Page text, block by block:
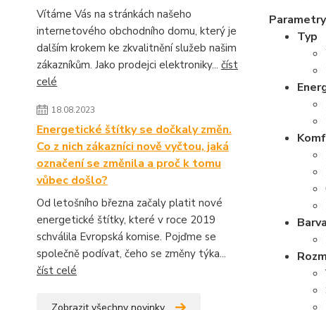
Vítáme Vás na stránkách našeho
internetového obchodního domu, který je
dalším krokem ke zkvalitnění služeb našim
zákazníkům. Jako prodejci elektroniky... číst
celé
18.08.2023
Energetické štítky se dočkaly změn.
Co z nich zákazníci nově vyčtou, jaká
označení se změnila a proč k tomu
vůbec došlo?
Od letošního března začaly platit nové
energetické štítky, které v roce 2019
schválila Evropská komise. Pojďme se
společně podívat, čeho se změny týka...
číst celé
Typ
Barva